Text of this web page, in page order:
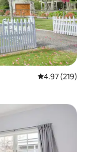
平均评分 4.97
4.97 (219)